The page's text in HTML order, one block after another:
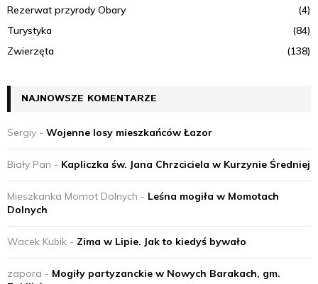
Rezerwat przyrody Obary
(4)
Turystyka
(84)
Zwierzęta
(138)
NAJNOWSZE KOMENTARZE
Sergiy - Wojenne losy mieszkańców Łazor
Biały Pan - Kapliczka św. Jana Chrzciciela w Kurzynie Średniej
Mieszkanka Momot Dolnych - Leśna mogiła w Momotach
Dolnych
Wacek Kubik - Zima w Lipie. Jak to kiedyś bywało
zapora - Mogiły partyzanckie w Nowych Barakach, gm.